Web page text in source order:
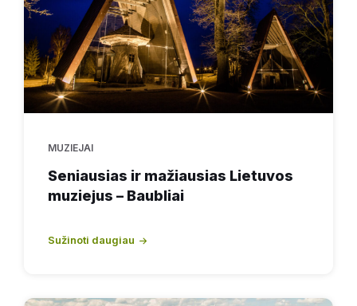
MUZIEJAI
Seniausias ir mažiausias Lietuvos
muziejus – Baubliai
Sužinoti daugiau